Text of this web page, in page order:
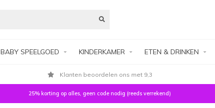
BABY SPEELGOED KINDERKAMER ETEN & DRINKEN
Eenvoudig achteraf betalen
25% korting op alles, geen code nodig (reeds verrekend)